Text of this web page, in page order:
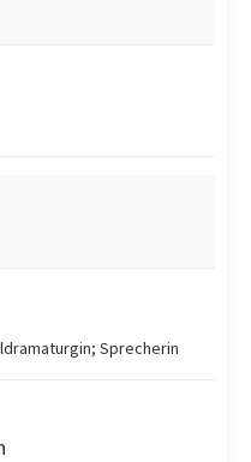
Sprecherin